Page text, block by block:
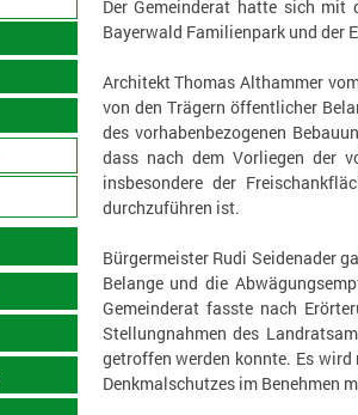
Der Gemeinderat hatte sich mit
Bayerwald Familienpark und der
Architekt Thomas Althammer
von den Trägern öffentlicher
des vorhabenbezogenen
dass nach dem Vorliegen der
insbesondere der
durchzuführen ist.
Bürgermeister Rudi Seidenader
Belange und die
Gemeinderat fasste nach
Stellungnahmen des
getroffen werden konnte. Es
Denkmalschutzes im Benehmen